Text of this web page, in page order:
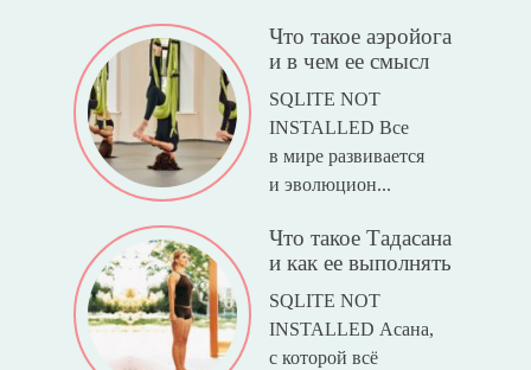
Что такое аэройога
и в чем ее смысл
SQLITE NOT
INSTALLED Все
в мире развивается
и эволюцион...
Что такое Тадасана
и как ее выполнять
SQLITE NOT
INSTALLED Асана,
с которой всё